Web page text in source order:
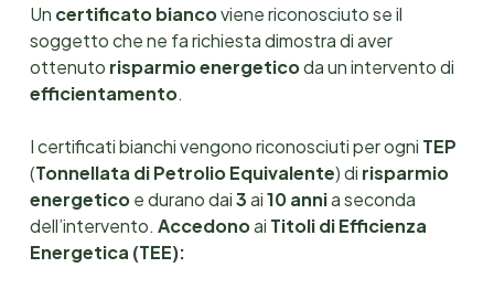
Un certificato biancoviene riconosciuto se il
soggetto che ne fa richiesta dimostra di aver
ottenuto risparmio energeticoda un intervento di
efficientamento.
I certificati bianchi vengono riconosciutiper ogni TEP
(Tonnellata di Petrolio Equivalente) di risparmio
energeticoe durano dai3ai10annia seconda
dell’intervento. Accedonoai Titoli di Efficienza
Energetica (TEE):